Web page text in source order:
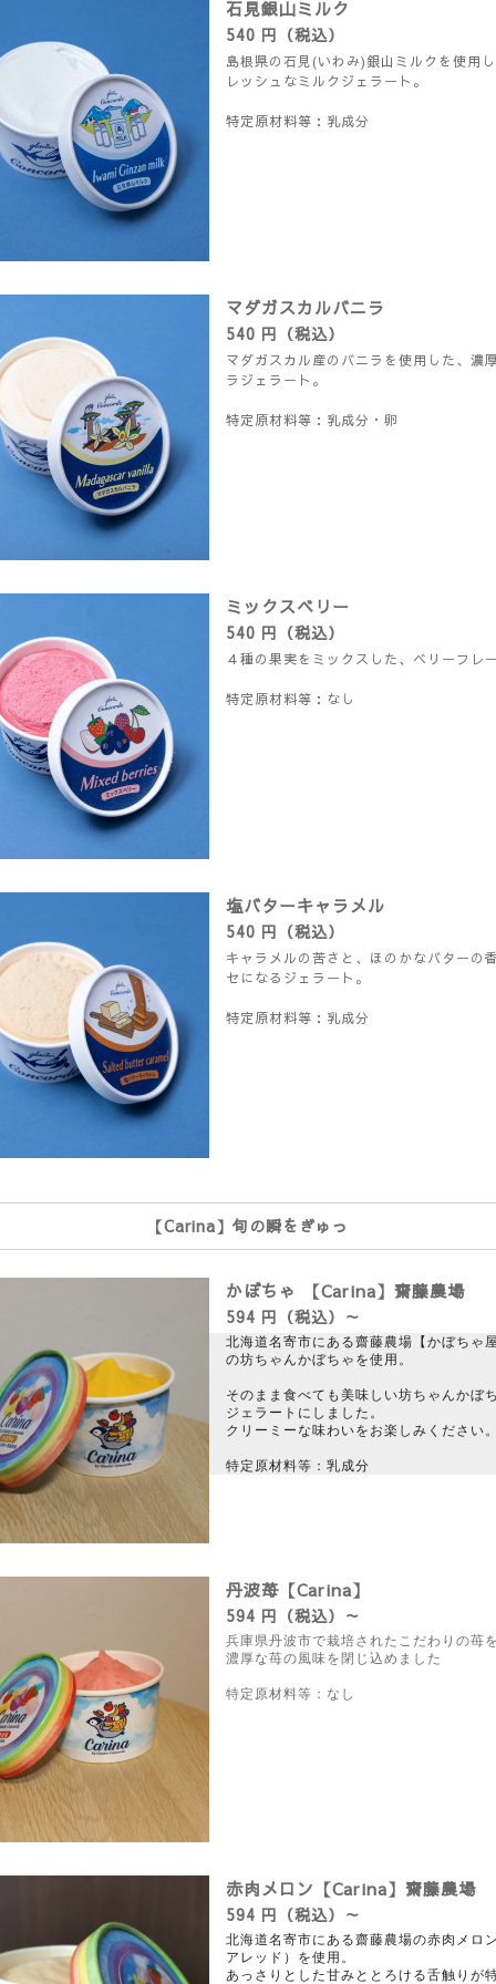
石見銀山ミルク
540 円（税込）
島根県の石見(いわみ)銀山ミルクを使用
レッシュなミルクジェラート。
特定原材料等：乳成分
マダガスカルバニラ
540 円（税込）
マダガスカル産のバニラを使用した、濃
ラジェラート。
特定原材料等：乳成分・卵
ミックスベリー
540 円（税込）
４種の果実をミックスした、ベリーフレー
特定原材料等：なし
塩バターキャラメル
540 円（税込）
キャラメルの苦さと、ほのかなバターの
セになるジェラート。
特定原材料等：乳成分
【Carina】旬の瞬をぎゅっ
かぼちゃ 【Carina】齋藤農場
594 円（税込）～
北海道名寄市にある齋藤農場【かぼちゃ屋
の坊ちゃんかぼちゃを使用。
そのまま食べても美味しい坊ちゃんかぼち
ジェラートにしました。
クリーミーな味わいをお楽しみください。
特定原材料等：乳成分
丹波苺【Carina】
594 円（税込）～
兵庫県丹波市で栽培された こだわりの苺
濃厚な苺の風味を 閉じ込めました
特定原材料等：なし
赤肉メロン【Carina】齋藤農場
594 円（税込）～
北海道名寄市にある齋藤農場の赤肉メロ
アレッド）を使用。
あっさりとした甘みと とろける舌触りが